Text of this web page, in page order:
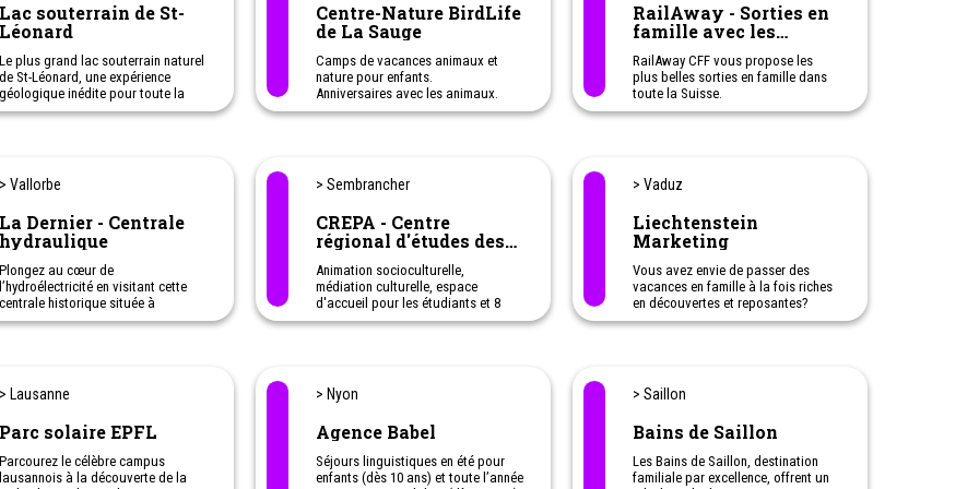
Lac souterrain de St-
Léonard
Le plus grand lac souterrain naturel
de St-Léonard, une expérience
géologique inédite pour toute la
famille.
Centre-Nature BirdLife
de La Sauge
Camps de vacances animaux et
nature pour enfants.
Anniversaires avec les animaux.
Le centre-nature vous propose une
observer la faune sans la perturber.
RailAway - Sorties en
famille avec les
transports publics
RailAway CFF vous propose les
plus belles sorties en famille dans
toute la Suisse.
Avec RailAway CFF vous profitez de
N'hésitez pas à cliquer sur l'offre
qui vous intéresse afin de connaître
moment.
> Vallorbe
La Dernier - Centrale
hydraulique
Plongez au cœur de
l’hydroélectricité en visitant cette
centrale historique située à
Vallorbe.
> Sembrancher
CREPA - Centre
régional d'études des
populations alpines
Animation socioculturelle,
médiation culturelle, espace
d'accueil pour les étudiants et 8
sentiers didactiques - Cycle de
> Vaduz
Liechtenstein
Marketing
Vous avez envie de passer des
vacances en famille à la fois riches
en découvertes et reposantes?
Dans la Principauté du
dans la Principauté du Liechtenstein
vous offrent à la fois l'aventure et
apprendre à skier à l'école de ski de
essais sur des skis au malbi-Park.
En été, vous pouvez explorer l'un
> Lausanne
Parc solaire EPFL
Parcourez le célèbre campus
lausannois à la découverte de la
> Nyon
Agence Babel
Séjours linguistiques en été pour
enfants (dès 10 ans) et toute l’année
> Saillon
Bains de Saillon
Les Bains de Saillon, destination
familiale par excellence, offrent un